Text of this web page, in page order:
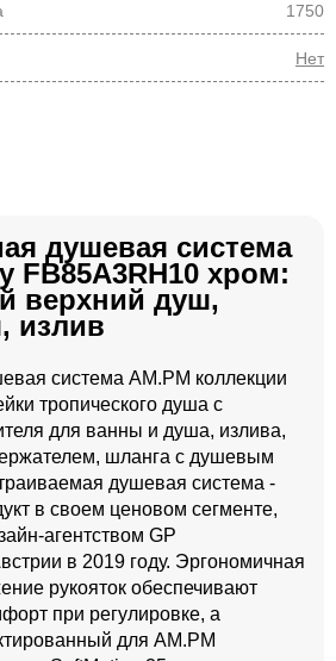
1750
Нет
душевая система
FB85A3RH10 хром:
верхний душ,
излив
система AM.PM коллекции
тропического душа с
для ванны и душа, излива,
шланга с душевым
душевая система -
в своем ценовом сегменте,
агентством GP
в 2019 году. Эргономичная
рукояток обеспечивают
при регулировке, а
для АМ.РМ